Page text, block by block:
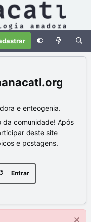
e enteogenia.
da comunidade! Após
deste site
e postagens.
Entrar